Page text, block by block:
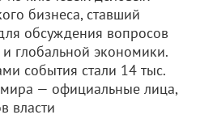
бизнеса, ставший
обсуждения вопросов
и глобальной экономики.
события стали 14 тыс.
— официальные лица,
власти